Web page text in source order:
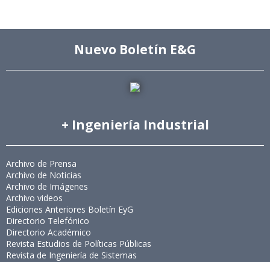
Nuevo Boletín E&G
+ Ingeniería Industrial
Archivo de Prensa
Archivo de Noticias
Archivo de Imágenes
Archivo videos
Ediciones Anteriores Boletín EyG
Directorio Telefónico
Directorio Académico
Revista Estudios de Políticas Públicas
Revista de Ingeniería de Sistemas